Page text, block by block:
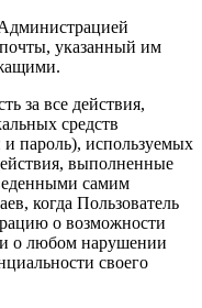
указанный им
за все действия,
средств
пароль), используемых
выполненные
самим
когда Пользователь
о возможности
о любом нарушении
своего